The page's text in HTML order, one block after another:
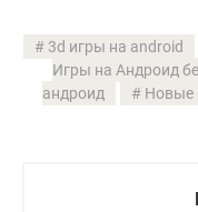
3d игры на android
Игры на Андроид
андроид
Новые